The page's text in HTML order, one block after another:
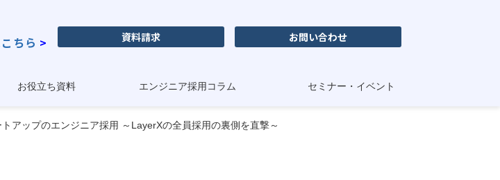
ちら > 資料請求 お問い合わせ
お役立ち資料 エンジニア採用コラム セミナー・イベント
トアップのエンジニア採用 ～LayerXの全員採用の裏側を直撃～